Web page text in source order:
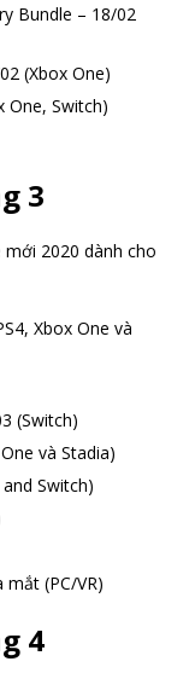
Bundle – 18/02
(Xbox One)
One, Switch)
3
Xbox One và
(Switch)
và Stadia)
Switch)
(PC/VR)
4